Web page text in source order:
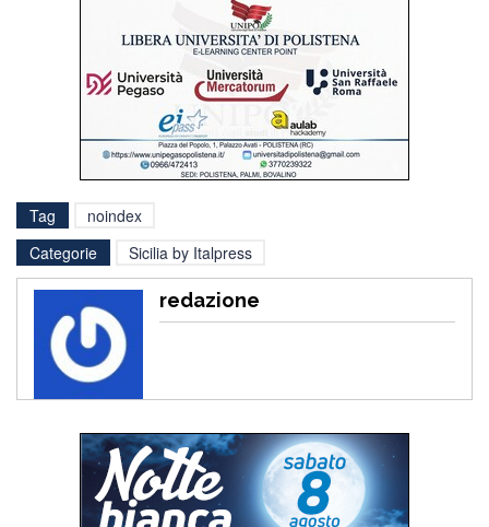
Tag
noindex
Categorie
Sicilia by Italpress
redazione